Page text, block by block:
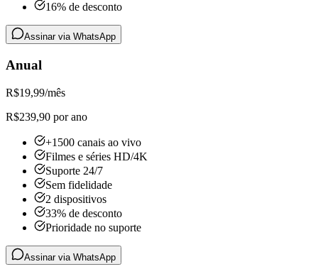
16% de desconto
Assinar via WhatsApp
Anual
R$19,99/mês
R$239,90 por ano
+1500 canais ao vivo
Filmes e séries HD/4K
Suporte 24/7
Sem fidelidade
2 dispositivos
33% de desconto
Prioridade no suporte
Assinar via WhatsApp